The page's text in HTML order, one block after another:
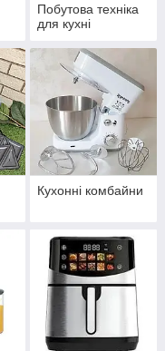
Побутова техніка
для кухні
Кухонні комбайни